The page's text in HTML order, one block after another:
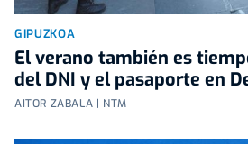
GIPUZKOA
El verano también es
del DNI y el pasaporte en
AITOR ZABALA | NTM